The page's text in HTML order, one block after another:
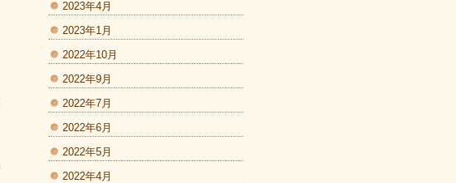
2023年4月
2023年1月
2022年10月
2022年9月
2022年7月
2022年6月
2022年5月
2022年4月